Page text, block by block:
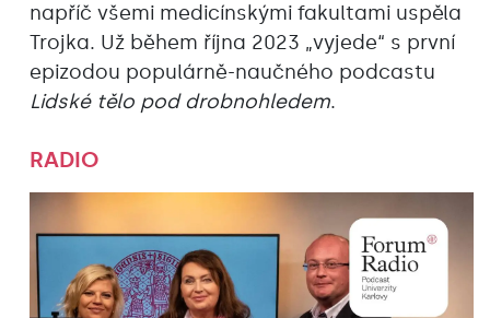
napříč všemi medicínskými fakultami uspěla
Trojka. Už během října 2023 „vyjede“ s první
epizodou populárně-naučného podcastu
Lidské tělo pod drobnohledem.
RADIO